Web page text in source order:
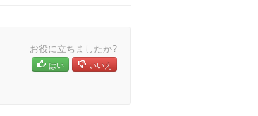
お役に立ちましたか?
はい いいえ